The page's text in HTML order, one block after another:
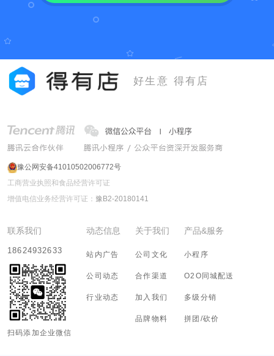
好生意 得有店
豫公网安备41010502006772号
工商营业执照和食品经营许可证
增值电信业务经营许可证： 豫B2-20180141
联系我们
18624932633
扫码添加企业微信
动态信息
站内广告
公司动态
行业动态
关于我们
公司文化
合作渠道
加入我们
品牌物料
产品&服务
小程序
O2O同城配送
多级分销
拼团/砍价